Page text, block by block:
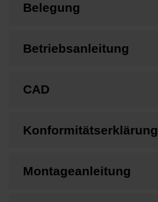
Belegung
Betriebsanleitung
CAD
Konformitätserklärung
Montageanleitung